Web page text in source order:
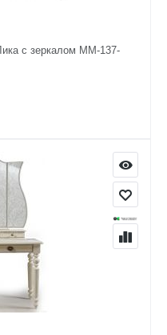
с зеркалом ММ-137-